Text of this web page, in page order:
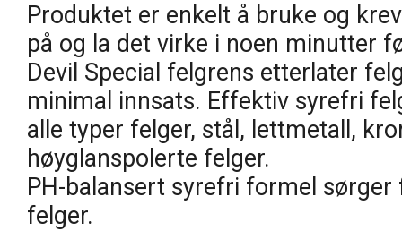
Produktet er enkelt å bruke og
på og la det virke i noen minutter
Devil Special felgrens etterlater
minimal innsats. Effektiv syrefri
alle typer felger, stål, lettmetall,
høyglanspolerte felger.
PH-balansert syrefri formel
felger.